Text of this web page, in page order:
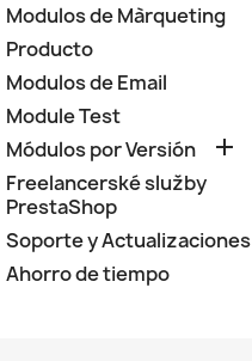
Modulos de Màrqueting
Producto
Modulos de Email
Module Test
Módulos por Versión

Freelancerské služby
PrestaShop
Soporte y Actualizaciones
Ahorro de tiempo